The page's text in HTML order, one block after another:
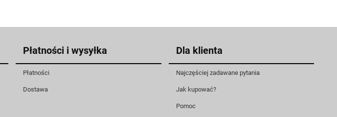
Płatności i wysyłka
Płatności
Dostawa
Dla klienta
Najczęściej zadawane pytania
Jak kupować?
Pomoc